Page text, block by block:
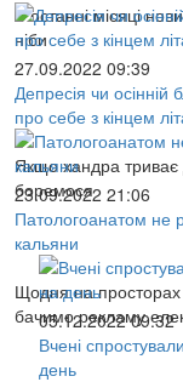
В останні місяці
ніби
27.09.2022 09:39
Депресія чи осінній
про себе з кінцем
Якщо хандра
боремося
23.09.2022 21:06
Патологоанатом не
кальяни
Щодня на просторах
бачимо рекламу
05.12.2022 09:32
Вчені
день